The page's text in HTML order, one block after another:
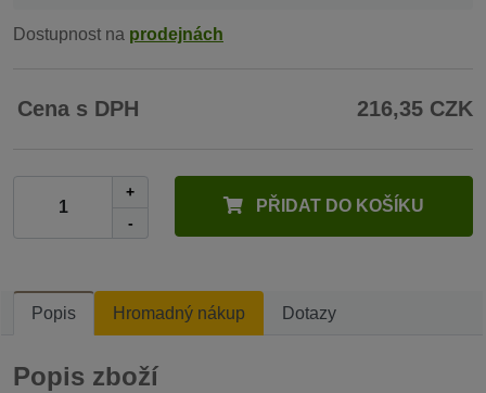
Dostupnost na prodejnách
Cena s DPH 216,35 CZK
+
-
PŘIDAT DO KOŠÍKU
Popis Hromadný nákup Dotazy
Popis zboží